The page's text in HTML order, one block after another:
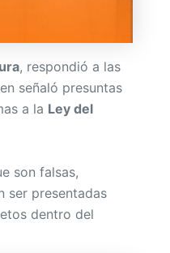
, respondió a las
señaló presuntas
a la Ley del
son falsas,
ser presentadas
dentro del